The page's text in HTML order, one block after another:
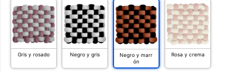
Gris y rosado Negro y gris
Negro y marr
ón
Rosa y crema